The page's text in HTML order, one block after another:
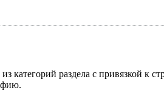
категорий раздела с привязкой к